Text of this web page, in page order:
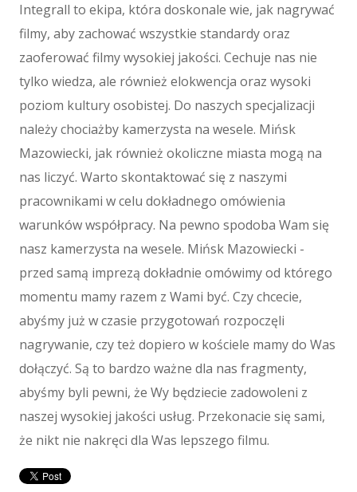
Wyposażenie Wnętrz
Wyposażenie Łazienki
Odzież
Sport
Elektronika, RTV, AGD
Art. Dla Zwierząt
Ogród, Rośliny
Chemia
Art. Spożywcze
Materiały Eksploatacyjne
Inne Sklepy
Maszyny
Narzędzia
Przemysł Metalowy
Spedycja
Transport
Części Samochodowe
Wynajem
Usługi Motoryzacyjne
Integrall to ekipa, która doskonale wie, jak nagrywać
filmy, aby zachować wszystkie standardy oraz
zaoferować filmy wysokiej jakości. Cechuje nas nie
tylko wiedza, ale również elokwencja oraz wysoki
poziom kultury osobistej. Do naszych specjalizacji
należy chociażby kamerzysta na wesele. Mińsk
Mazowiecki, jak również okoliczne miasta mogą na
nas liczyć. Warto skontaktować się z naszymi
pracownikami w celu dokładnego omówienia
warunków współpracy. Na pewno spodoba Wam się
nasz kamerzysta na wesele. Mińsk Mazowiecki -
przed samą imprezą dokładnie omówimy od którego
momentu mamy razem z Wami być. Czy chcecie,
abyśmy już w czasie przygotowań rozpoczęli
nagrywanie, czy też dopiero w kościele mamy do Was
dołączyć. Są to bardzo ważne dla nas fragmenty,
abyśmy byli pewni, że Wy będziecie zadowoleni z
naszej wysokiej jakości usług. Przekonacie się sami,
że nikt nie nakręci dla Was lepszego filmu.